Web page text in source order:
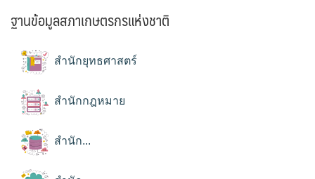
ฐานข้อมูลสภาเกษตรกรแห่งชาติ
สำนักยุทธศาสตร์
สำนักกฎหมาย
สำนัก...